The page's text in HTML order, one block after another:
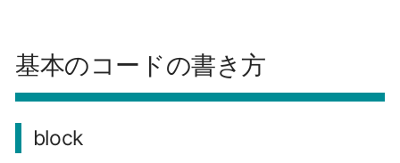
	<span class="
inline-block
ンブロック要素</span>
display: block;
}
基本のコードの書き方
block